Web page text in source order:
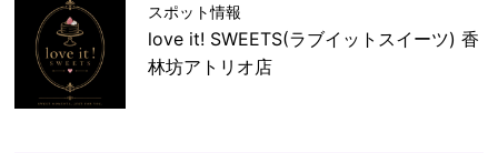
スポット情報
love it! SWEETS(ラブイットスイーツ) 香
林坊アトリオ店